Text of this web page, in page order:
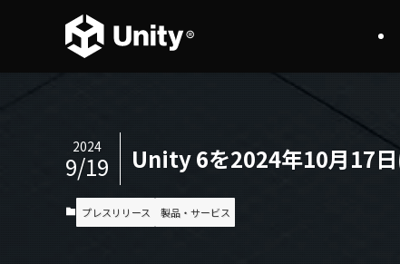
Unity 6を2024年10月17
2024
9/19
プレスリリース 製品・サービス